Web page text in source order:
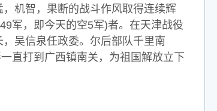
机智，果断的战斗作风取得连续辉
军，即今天的空5军)者。在天津战役
吴信泉任政委。尔后部队千里南
直打到广西镇南关，为祖国解放立下